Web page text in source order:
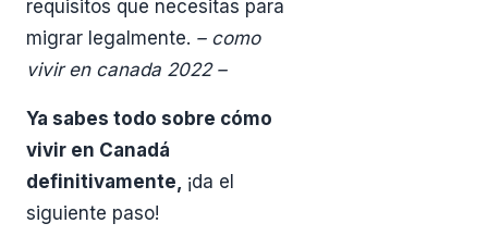
requisitos que necesitas para
migrar legalmente. – como
vivir en canada 2022 –
Ya sabes todo sobre cómo
vivir en Canadá
definitivamente, ¡da el
siguiente paso!